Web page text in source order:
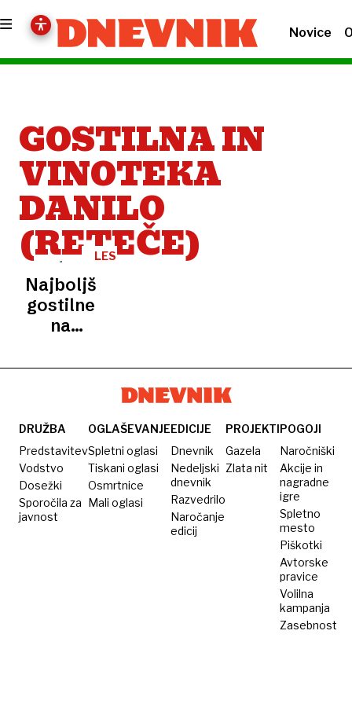
Novice
GOSTILNA IN
VINOTEKA
DANILO
(RETEČE)
LESTVICA
Najboljše
gostilne
na
2025
DRUŽBA
Predstavitev
Vodstvo
Dosežki
Sporočila za
javnost
OGLAŠEVANJE
Spletni oglasi
Tiskani oglasi
Osmrtnice
Mali oglasi
EDICIJE
Dnevnik
Nedeljski
dnevnik
Razvedrilo
Naročanje
edicij
PROJEKTI
Gazela
Zlata nit
POGOJI
Naročniški
Akcije in
nagradne
igre
Spletno
mesto
Piškotki
Avtorske
pravice
Volilna
kampanja
Zasebnost